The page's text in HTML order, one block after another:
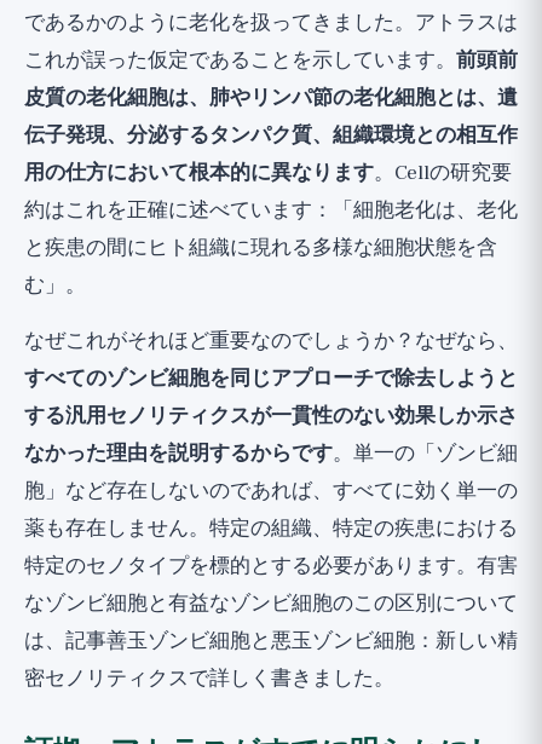
であるかのように老化を扱ってきました。アトラスは
これが誤った仮定であることを示しています。 前頭前
皮質の老化細胞は、肺やリンパ節の老化細胞とは、遺
伝子発現、分泌するタンパク質、組織環境との相互作
用の仕方において根本的に異なります。Cellの研究要
約はこれを正確に述べています：「細胞老化は、老化
と疾患の間にヒト組織に現れる多様な細胞状態を含
む」。
なぜこれがそれほど重要なのでしょうか？なぜなら、
すべてのゾンビ細胞を同じアプローチで除去しようと
する汎用セノリティクスが一貫性のない効果しか示さ
なかった理由を説明するからです。単一の「ゾンビ細
胞」など存在しないのであれば、すべてに効く単一の
薬も存在しません。特定の組織、特定の疾患における
特定のセノタイプを標的とする必要があります。有害
なゾンビ細胞と有益なゾンビ細胞のこの区別について
は、記事善玉ゾンビ細胞と悪玉ゾンビ細胞：新しい精
密セノリティクスで詳しく書きました。